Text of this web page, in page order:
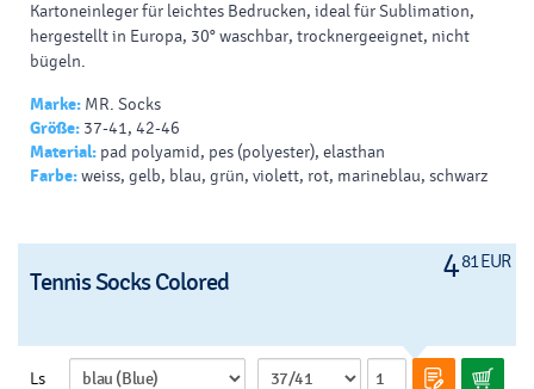
Kartoneinleger für leichtes Bedrucken, ideal für Sublimation,
hergestellt in Europa, 30° waschbar, trocknergeeignet, nicht
bügeln.
Marke: MR. Socks
Größe: 37-41, 42-46
Material: pad polyamid, pes (polyester), elasthan
Farbe:weiss, gelb, blau, grün, violett, rot, marineblau, schwarz
481 EUR
Tennis Socks Colored
Ls